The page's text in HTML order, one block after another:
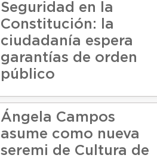
Seguridad en la
Constitución: la
ciudadanía espera
garantías de orden
público
Ángela Campos
asume como nueva
seremi de Cultura de